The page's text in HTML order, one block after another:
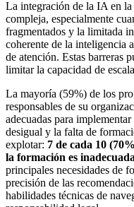
La integración de la IA en
compleja, especialmente
fragmentados y la limitada
coherente de la inteligencia
de atención. Estas barreras
limitar la capacidad de
La mayoría (59%) de los
responsables de su
adecuadas para
desigual y la falta de
explotar: 7 de cada 10
la formación es
principales necesidades de
precisión de las
habilidades técnicas de